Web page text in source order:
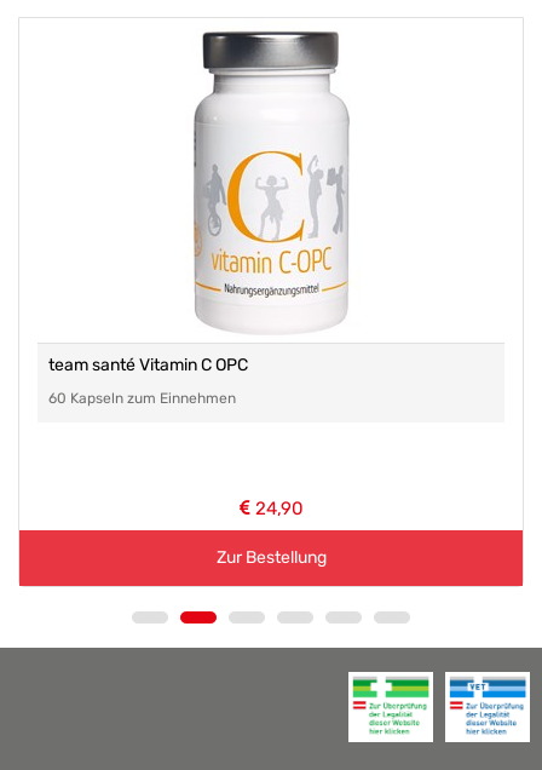
team santé Vitamin C OPC
60 Kapseln zum Einnehmen
24,90
Zur Bestellung